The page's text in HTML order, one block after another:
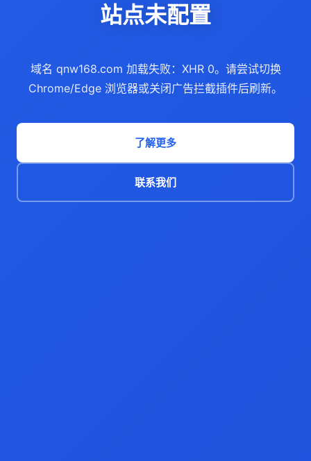
站点未配置
域名 qnw168.com 加载失败：XHR 0。请尝试切换
Chrome/Edge 浏览器或关闭广告拦截插件后刷新。
了解更多
联系我们